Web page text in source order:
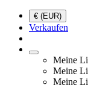
€ (EUR)
Verkaufen
Meine
Meine
Meine